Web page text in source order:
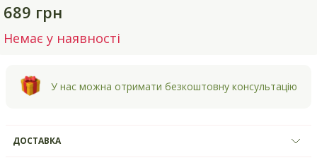
689 грн
Немає у наявності
У нас можна отримати безкоштовну консультацію
ДОСТАВКА